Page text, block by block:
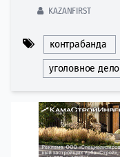
KAZANFIRST
контрабанда
уголовное дело